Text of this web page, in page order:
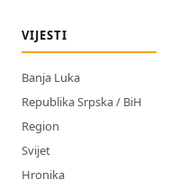
VIJESTI
Banja Luka
Republika Srpska / BiH
Region
Svijet
Hronika